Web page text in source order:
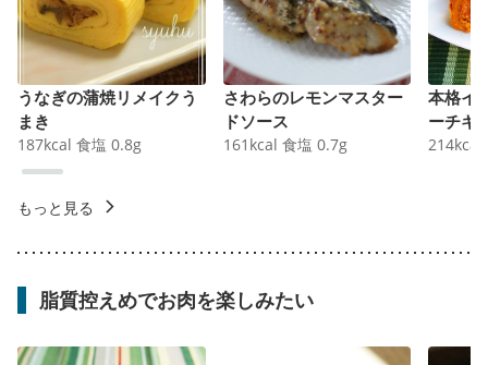
うなぎの蒲焼リメイクう
まき
187kcal 食塩 0.8g
さわらのレモンマスター
ドソース
161 kcal 食塩 0.7g
本格イ
ーチキ
214kcal
もっと見る
脂質控えめでお肉を楽しみたい